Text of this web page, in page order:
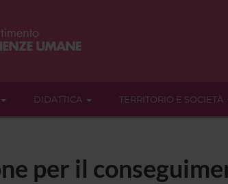
DIDATTICA TERRITORIO E SOCIETÀ
per il